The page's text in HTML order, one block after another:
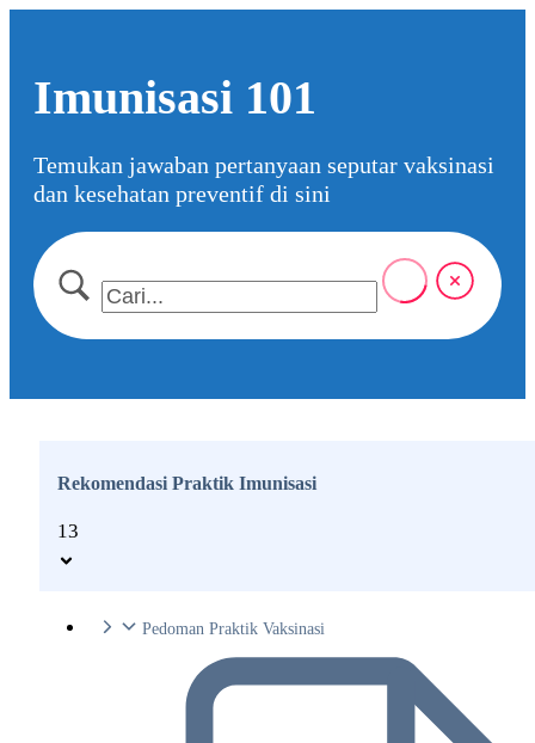
content
Imunisasi 101
Temukan jawaban pertanyaan seputar vaksinasi
dan kesehatan preventif di sini
Rekomendasi Praktik Imunisasi
13
Pedoman Praktik Vaksinasi